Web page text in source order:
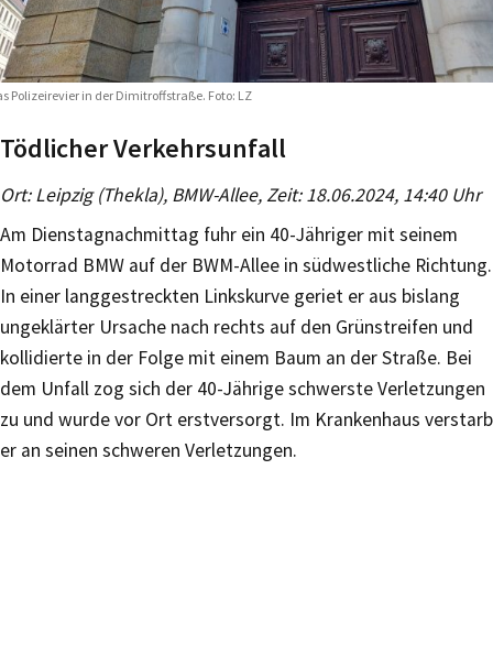
Polizeirevier in der Dimitroffstraße. Foto: LZ
Tödlicher Verkehrsunfall
Ort: Leipzig (Thekla), BMW-Allee, Zeit: 18.06.2024, 14:40 Uhr
Am Dienstagnachmittag fuhr ein 40-Jähriger mit seinem
Motorrad BMW auf der BWM-Allee in südwestliche Richtung.
In einer langgestreckten Linkskurve geriet er aus bislang
ungeklärter Ursache nach rechts auf den Grünstreifen und
kollidierte in der Folge mit einem Baum an der Straße. Bei
dem Unfall zog sich der 40-Jährige schwerste Verletzungen
zu und wurde vor Ort erstversorgt. Im Krankenhaus verstarb
er an seinen schweren Verletzungen.